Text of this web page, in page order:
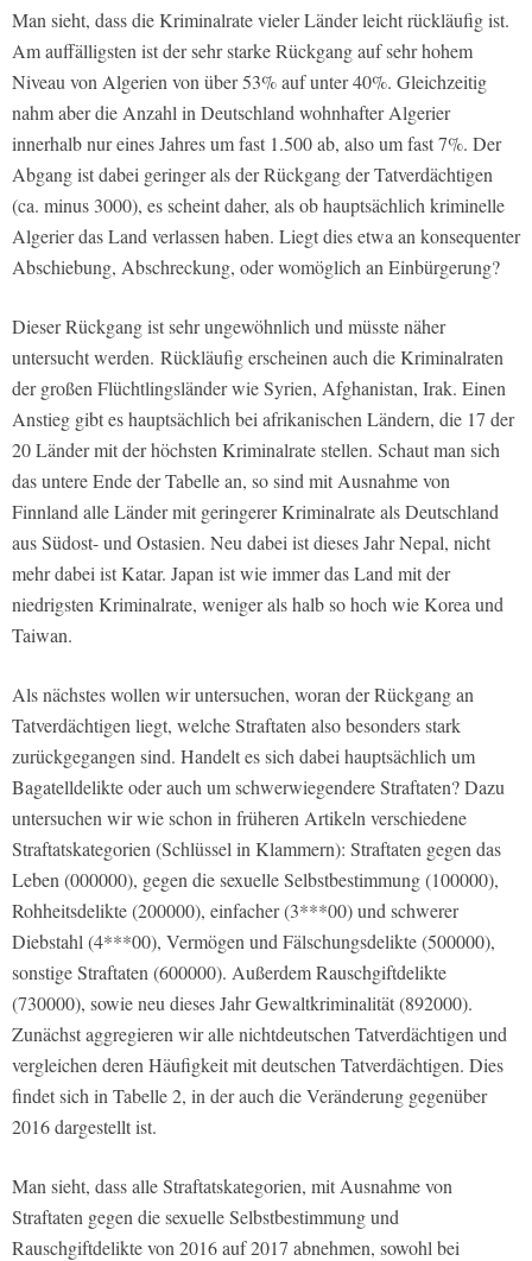
Man sieht, dass die Kriminalrate vieler Länder leicht rückläufig ist.
Am auffälligsten ist der sehr starke Rückgang auf sehr hohem
Niveau von Algerien von über 53% auf unter 40%. Gleichzeitig
nahm aber die Anzahl in Deutschland wohnhafter Algerier
innerhalb nur eines Jahres um fast 1.500 ab, also um fast 7%. Der
Abgang ist dabei geringer als der Rückgang der Tatverdächtigen
(ca. minus 3000), es scheint daher, als ob hauptsächlich kriminelle
Algerier das Land verlassen haben. Liegt dies etwa an konsequenter
Abschiebung, Abschreckung, oder womöglich an Einbürgerung?
Dieser Rückgang ist sehr ungewöhnlich und müsste näher
untersucht werden. Rückläufig erscheinen auch die Kriminalraten
der großen Flüchtlingsländer wie Syrien, Afghanistan, Irak. Einen
Anstieg gibt es hauptsächlich bei afrikanischen Ländern, die 17 der
20 Länder mit der höchsten Kriminalrate stellen. Schaut man sich
das untere Ende der Tabelle an, so sind mit Ausnahme von
Finnland alle Länder mit geringerer Kriminalrate als Deutschland
aus Südost- und Ostasien. Neu dabei ist dieses Jahr Nepal, nicht
mehr dabei ist Katar. Japan ist wie immer das Land mit der
niedrigsten Kriminalrate, weniger als halb so hoch wie Korea und
Taiwan.
Als nächstes wollen wir untersuchen, woran der Rückgang an
Tatverdächtigen liegt, welche Straftaten also besonders stark
zurückgegangen sind. Handelt es sich dabei hauptsächlich um
Bagatelldelikte oder auch um schwerwiegendere Straftaten? Dazu
untersuchen wir wie schon in früheren Artikeln verschiedene
Straftatskategorien (Schlüssel in Klammern): Straftaten gegen das
Leben (000000), gegen die sexuelle Selbstbestimmung (100000),
Rohheitsdelikte (200000), einfacher (3***00) und schwerer
Diebstahl (4***00), Vermögen und Fälschungsdelikte (500000),
sonstige Straftaten (600000). Außerdem Rauschgiftdelikte
(730000), sowie neu dieses Jahr Gewaltkriminalität (892000).
Zunächst aggregieren wir alle nichtdeutschen Tatverdächtigen und
vergleichen deren Häufigkeit mit deutschen Tatverdächtigen. Dies
findet sich in Tabelle 2, in der auch die Veränderung gegenüber
2016 dargestellt ist.
Man sieht, dass alle Straftatskategorien, mit Ausnahme von
Straftaten gegen die sexuelle Selbstbestimmung und
Rauschgiftdelikte von 2016 auf 2017 abnehmen, sowohl bei